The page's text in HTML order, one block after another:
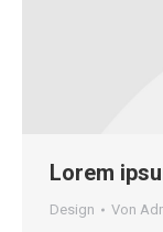
Lorem
Design Von